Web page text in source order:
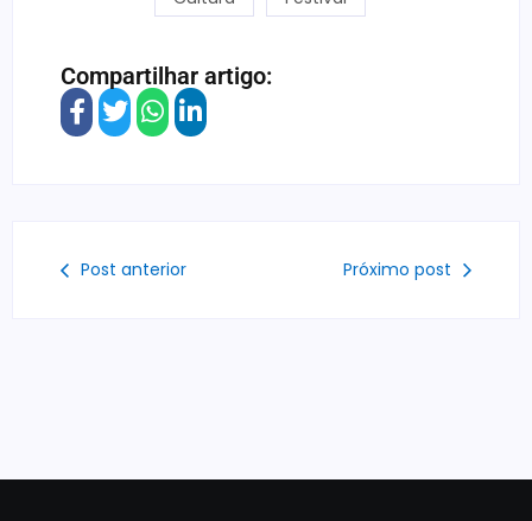
Compartilhar artigo:
Post anterior Próximo post